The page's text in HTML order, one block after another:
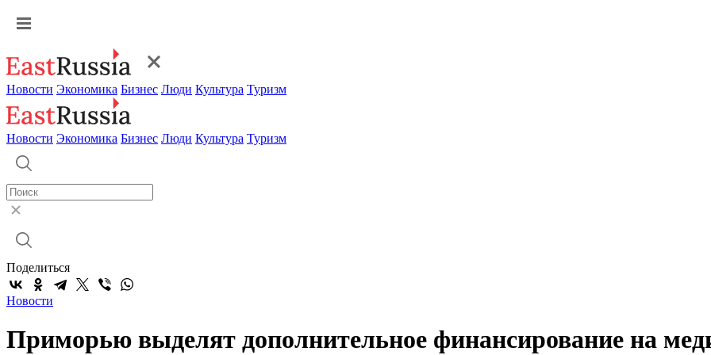
Новости Экономика Бизнес Люди Культура Туризм
Новости Экономика Бизнес Люди Культура Туризм
Поделиться
Новости
Приморью выделят дополнительное финансирование на